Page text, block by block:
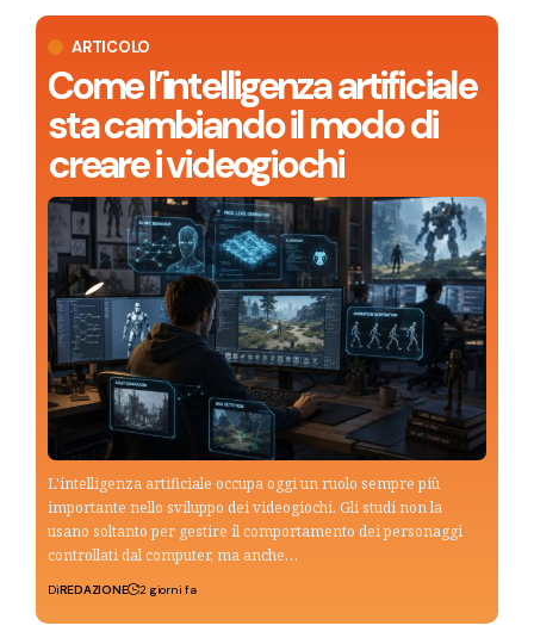
ARTICOLO
Come l’intelligenza artificiale
sta cambiando il modo di
creare i videogiochi
L'intelligenza artificiale occupa oggi un ruolo sempre più
importante nello sviluppo dei videogiochi. Gli studi non la
usano soltanto per gestire il comportamento dei personaggi
controllati dal computer, ma anche…
DiREDAZIONE 2 giorni fa